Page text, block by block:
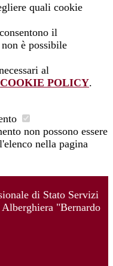
quali cookie
il
è possibile
al
COOKIE POLICY.
non possono essere
nella pagina
di Stato Servizi
"Bernardo